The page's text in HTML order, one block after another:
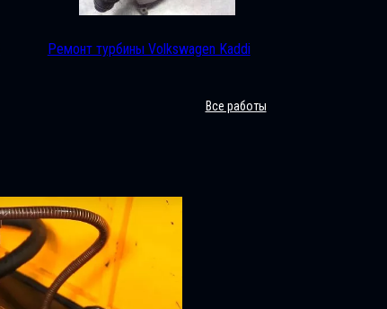
Ремонт турбины Volkswagen Kaddi
Все работы